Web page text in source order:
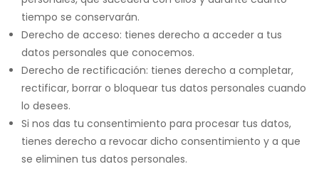
tiempo se conservarán.
Derecho de acceso: tienes derecho a acceder a tus
datos personales que conocemos.
Derecho de rectificación: tienes derecho a completar,
rectificar, borrar o bloquear tus datos personales cuando
lo desees.
Si nos das tu consentimiento para procesar tus datos,
tienes derecho a revocar dicho consentimiento y a que
se eliminen tus datos personales.